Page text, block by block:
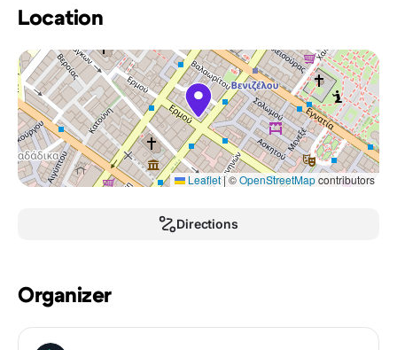
Location
Leaflet|©OpenStreetMapcontributors
Directions
Organizer